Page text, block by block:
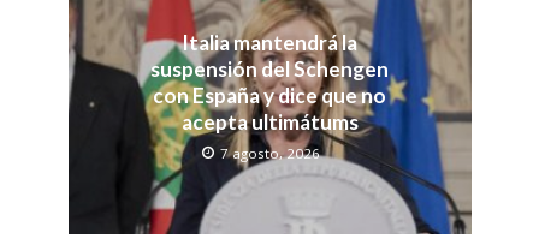
Italia mantendrá la
suspensión del Schengen
con España y dice que no
acepta ultimátums
7 agosto, 2026